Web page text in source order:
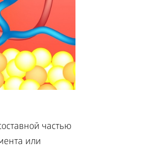
частью
или